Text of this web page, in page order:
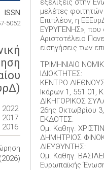
ISSN
5052
2022
2017
2016
εξελίξεις στην
μελέτες
Επιπλέον, η
ΕΥΡΥΓΕΝΗΣ», που
Αριστοτέλειο
εισηγήσεις των
ΤΡΙΜΗΝΙΑΙΟ
ΙΔΙΟΚΤΗΤΕΣ:
ΚΕΝΤΡΟ
Ικάρων 1, 551 01,
ΔΙΚΗΓΟΡΙΚΟΣ
26ης Οκτωβρίου
ΕΚΔΟΤΕΣ:
Ομ. Καθηγ.
ΔΗΜΗΤΡΙΟΣ
ΔΙΕΥΘΥΝΤΗΣ:
Ομ. Καθηγ.
Ευρωπαϊκής